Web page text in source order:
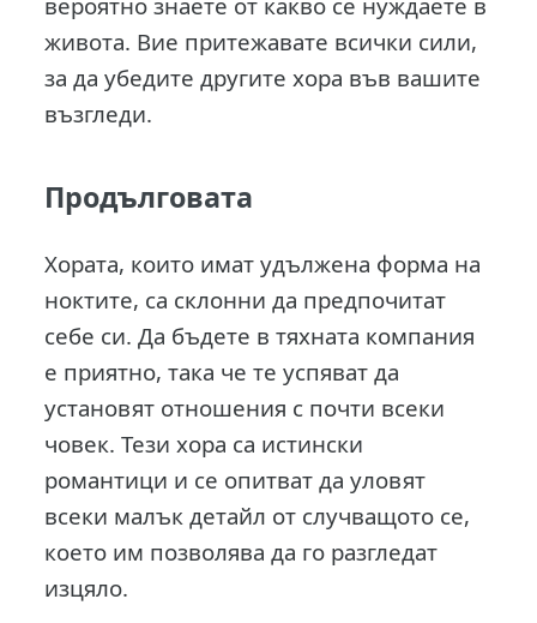
живота. Вие притежавате всички сили,
за да убедите другите хора във вашите
възгледи.
Продълговата
Хората, които имат удължена форма на
ноктите, са склонни да предпочитат
себе си. Да бъдете в тяхната компания
е приятно, така че те успяват да
установят отношения с почти всеки
човек. Тези хора са истински
романтици и се опитват да уловят
всеки малък детайл от случващото се,
което им позволява да го разгледат
изцяло.